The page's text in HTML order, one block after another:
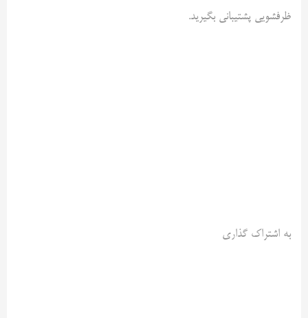
ظرفشویی پشتیبانی بگیرید.
به اشتراک گذاری